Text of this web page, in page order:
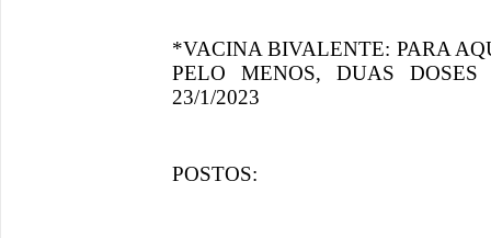
*VACINA BIVALENTE: PARA
PELO MENOS, DUAS
23/1/2023
POSTOS: